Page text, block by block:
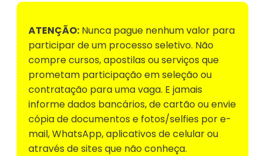
ATENÇÃO: Nunca pague nenhum valor para
participar de um processo seletivo. Não
compre cursos, apostilas ou serviços que
prometam participação em seleção ou
contratação para uma vaga. E jamais
informe dados bancários, de cartão ou envie
cópia de documentos e fotos/selfies por e-
mail, WhatsApp, aplicativos de celular ou
através de sites que não conheça.